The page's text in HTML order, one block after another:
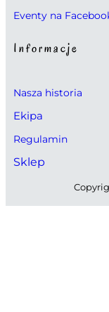
Eventy na
Informacje
Nasza historia
Ekipa
Regulamin
Sklep